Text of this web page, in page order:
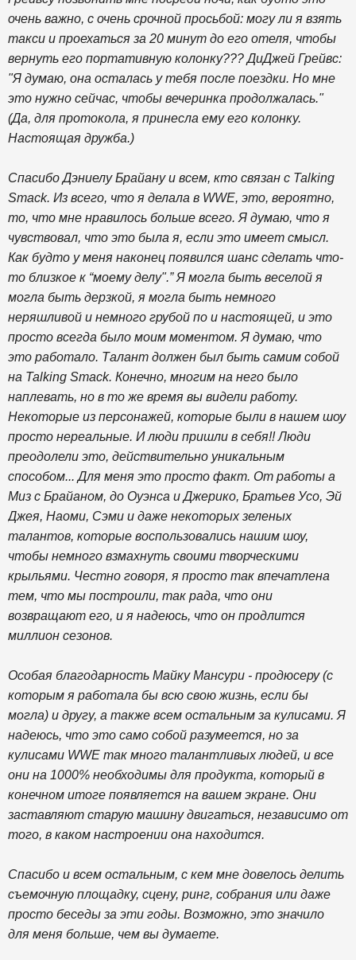
очень важно, с очень срочной просьбой: могу ли я взять
такси и проехаться за 20 минут до его отеля, чтобы
вернуть его портативную колонку??? ДиДжей Грейвс:
"Я думаю, она осталась у тебя после поездки. Но мне
это нужно сейчас, чтобы вечеринка продолжалась."
(Да, для протокола, я принесла ему его колонку.
Настоящая дружба.)
Спасибо Дэниелу Брайану и всем, кто связан с Talking
Smack. Из всего, что я делала в WWE, это, вероятно,
то, что мне нравилось больше всего. Я думаю, что я
чувствовал, что это была я, если это имеет смысл.
Как будто у меня наконец появился шанс сделать что-
то близкое к “моему делу".” Я могла быть веселой я
могла быть дерзкой, я могла быть немного
неряшливой и немного грубой по и настоящей, и это
просто всегда было моим моментом. Я думаю, что
это работало. Талант должен был быть самим собой
на Talking Smack. Конечно, многим на него было
наплевать, но в то же время вы видели работу.
Некоторые из персонажей, которые были в нашем шоу
просто нереальные. И люди пришли в себя!! Люди
преодолели это, действительно уникальным
способом... Для меня это просто факт. От работы а
Миз с Брайаном, до Оуэнса и Джерико, Братьев Усо, Эй
Джея, Наоми, Сэми и даже некоторых зеленых
талантов, которые воспользовались нашим шоу,
чтобы немного взмахнуть своими творческими
крыльями. Честно говоря, я просто так впечатлена
тем, что мы построили, так рада, что они
возвращают его, и я надеюсь, что он продлится
миллион сезонов.
Особая благодарность Майку Мансури - продюсеру (с
которым я работала бы всю свою жизнь, если бы
могла) и другу, а также всем остальным за кулисами. Я
надеюсь, что это само собой разумеется, но за
кулисами WWE так много талантливых людей, и все
они на 1000% необходимы для продукта, который в
конечном итоге появляется на вашем экране. Они
заставляют старую машину двигаться, независимо от
того, в каком настроении она находится.
Спасибо и всем остальным, с кем мне довелось делить
съемочную площадку, сцену, ринг, собрания или даже
просто беседы за эти годы. Возможно, это значило
для меня больше, чем вы думаете.